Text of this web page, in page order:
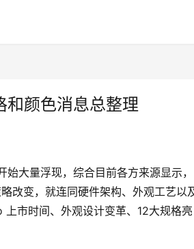
和颜色消息总整理
大量浮现，综合目前各方来源显示，
改变，就连同硬件架构、外观工艺以
市时间、外观设计变革、12大规格亮